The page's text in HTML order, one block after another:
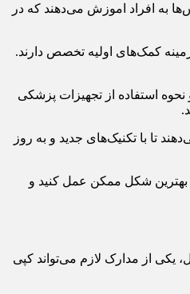
به افراد اموزش می‌دهند که در
کمک‌های اولیه تخصص دارند.
استفاده از تجهیزات پزشکی
تا با تکنیک‌های جدید و به روز
بهترین شکل ممکن عمل کنید و
از مدارک لازم می‌تواند کپی